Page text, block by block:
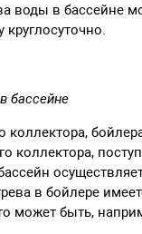
воды в бассейне
бассейне
коллектора,
коллектора,
в бойлере
может быть,